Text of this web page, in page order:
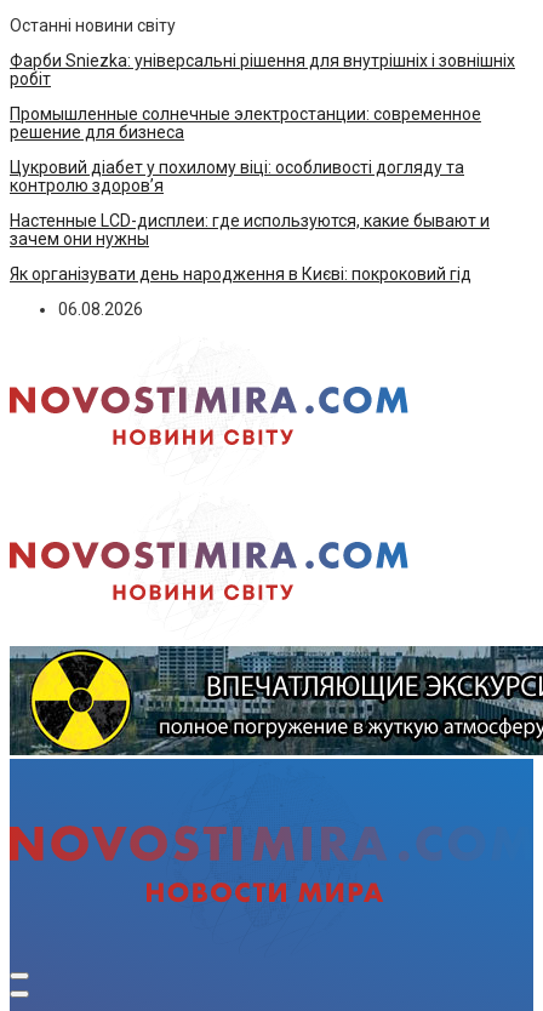
Останні новини світу
Фарби Sniezka: універсальні рішення для внутрішніх і зовнішніх
робіт
Промышленные солнечные электростанции: современное
решение для бизнеса
Цукровий діабет у похилому віці: особливості догляду та
контролю здоров’я
Настенные LCD-дисплеи: где используются, какие бывают и
зачем они нужны
Як організувати день народження в Києві: покроковий гід
06.08.2026